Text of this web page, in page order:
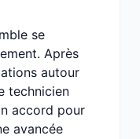
se
Après
autour
technicien
accord pour
avancée